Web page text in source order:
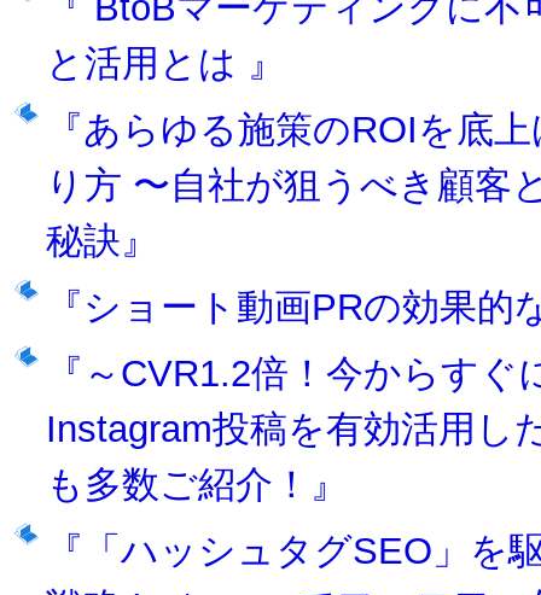
と活用とは 』
『あらゆる施策のROIを底
り方 〜自社が狙うべき顧客
秘訣』
『ショート動画PRの効果
『～CVR1.2倍！今からす
Instagram投稿を有効活用し
も多数ご紹介！』
『「ハッシュタグSEO」を